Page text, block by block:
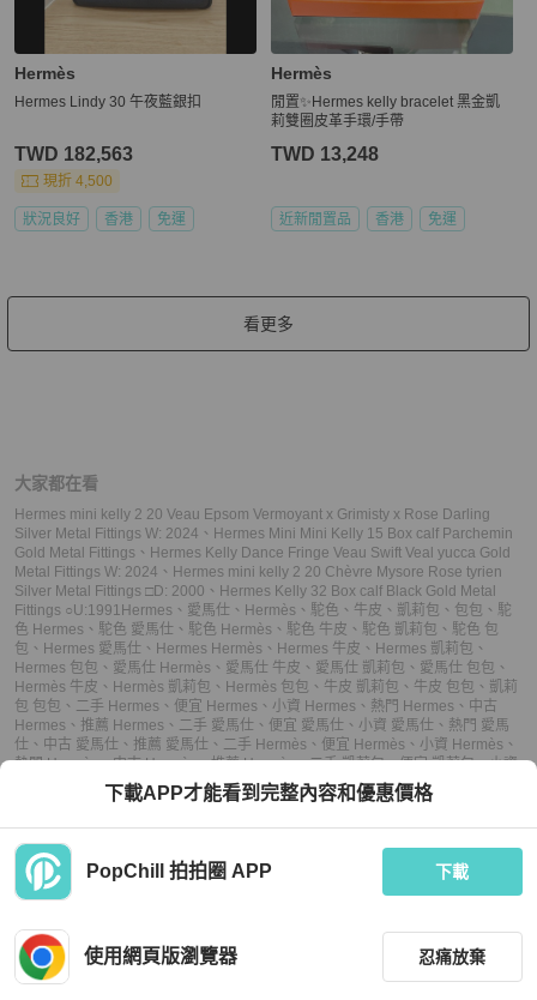
Hermès
Hermes Lindy 30 午夜藍銀扣
TWD 182,563
現折 4,500
狀況良好 香港 免運
Hermès
閒置✨Hermes kelly bracelet 黑金凱
莉雙圈皮革手環/手帶
TWD 13,248
近新閒置品 香港 免運
看更多
大家都在看
Hermes mini kelly 2 20 Veau Epsom Vermoyant x Grimisty x Rose Darling
Silver Metal Fittings W: 2024 、 Hermes Mini Mini Kelly 15 Box calf Parchemin
Gold Metal Fittings 、 Hermes Kelly Dance Fringe Veau Swift Veal yucca Gold
Metal Fittings W: 2024 、 Hermes mini kelly 2 20 Chèvre Mysore Rose tyrien
Silver Metal Fittings □D: 2000 、 Hermes Kelly 32 Box calf Black Gold Metal
Fittings ○U:1991 Hermes 、 愛馬仕 、 Hermès 、 駝色 、 牛皮 、 凱莉包 、 包包 、 駝
色 Hermes 、 駝色 愛馬仕 、 駝色 Hermès 、 駝色 牛皮 、 駝色 凱莉包 、 駝色 包
包 、 Hermes 愛馬仕 、 Hermes Hermès 、 Hermes 牛皮 、 Hermes 凱莉包 、
Hermes 包包 、 愛馬仕 Hermès 、 愛馬仕 牛皮 、 愛馬仕 凱莉包 、 愛馬仕 包包 、
Hermès 牛皮 、 Hermès 凱莉包 、 Hermès 包包 、 牛皮 凱莉包 、 牛皮 包包 、 凱莉
包 包包 、 二手 Hermes 、 便宜 Hermes 、 小資 Hermes 、 熱門 Hermes 、 中古
Hermes 、 推薦 Hermes 、 二手 愛馬仕 、 便宜 愛馬仕 、 小資 愛馬仕 、 熱門 愛馬
仕 、 中古 愛馬仕 、 推薦 愛馬仕 、 二手 Hermès 、 便宜 Hermès 、 小資 Hermès 、
熱門 Hermès、中古 Hermès、推薦 Hermès、二手 凱莉包、便宜 凱莉包、小資
熱門 凱莉包 、中古 凱莉包、推薦 凱莉包、二手 包包、 便宜 包包
熱門 包包 、中古 包包、推薦 包包
下載APP才能看到完整內容和優惠價格
PopChill 拍拍圈 APP 下載
使用網頁版瀏覽器 忍痛放棄